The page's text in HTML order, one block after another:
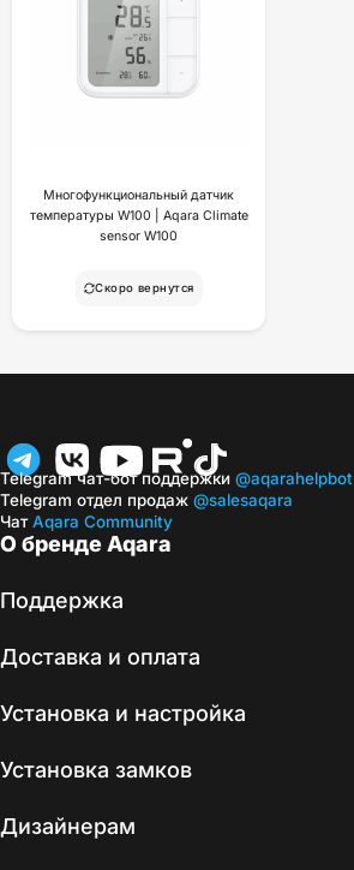
Многофункциональный датчик
температуры W100 | Aqara Climate
sensor W100
Скоро вернутся
О бренде Aqara
Поддержка
Доставка и оплата
Установка и настройка
Установка замков
Дизайнерам
Telegram чат-бот поддержки @aqarahelpbot
Telegram отдел продаж @salesaqara
ЧатAqara Community